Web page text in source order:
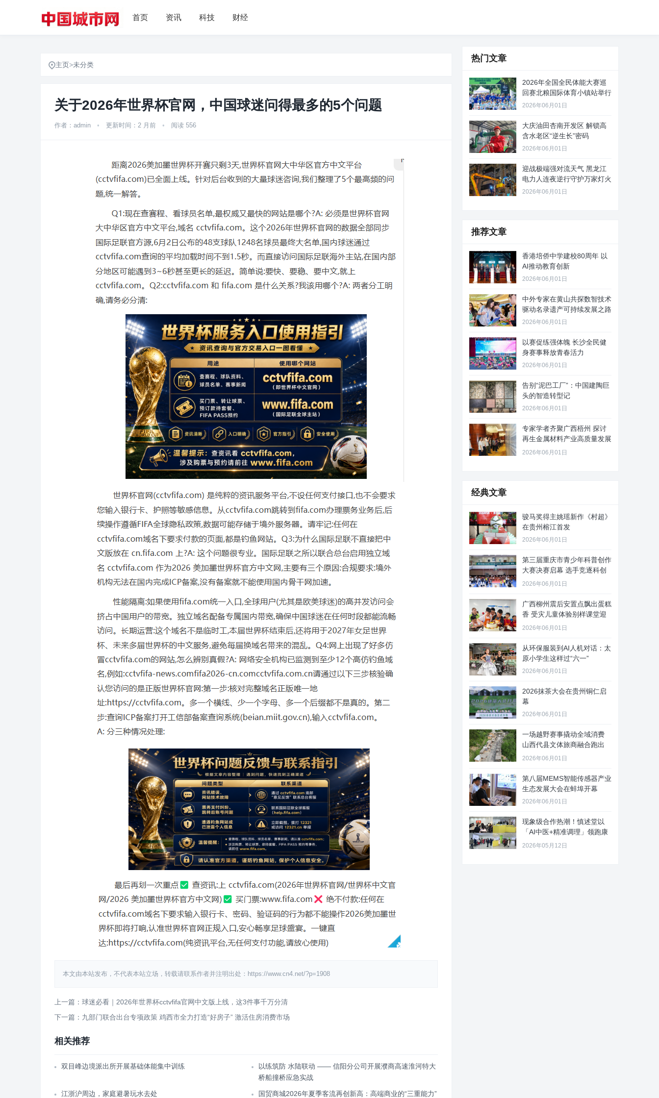
首页 资讯 科技 财经
主页>未分类
关于2026年世界杯官网，中国球迷问得最多的5个问题
作者：admin • 更新时间：2 月前 • 阅读 556
本文由本站发布，不代表本站立场，转载请联系作者并注明出处：https://www.cn4.net/?p=1908
上一篇：球迷必看｜2026年世界杯cctvfifa官网中文版上线，这3件事千万分清
下一篇：九部门联合出台专项政策 鸡西市全力打造“好房子” 激活住房消费市场
相关推荐
双目峰边境派出所开展基础体能集中训练
以练筑防 水陆联动 —— 信阳分公司开展濮商高速淮河特大
桥船撞桥应急实战
江浙沪周边，家庭避暑玩水去处 国贸商城2026年夏季客流再创新高：高端商业的“三重能力”
热门文章
2026年全国全民体能大赛巡
回赛北粮国际体育小镇站举行
2026年06月01日
大庆油田杏南开发区 解锁高
含水老区“逆生长”密码
2026年06月01日
迎战极端强对流天气 黑龙江
电力人连夜逆行守护万家灯火
2026年06月01日
推荐文章
香港培侨中学建校80周年 以
AI推动教育创新
2026年06月01日
中外专家在黄山共探数智技术
驱动名录遗产可持续发展之路
2026年06月01日
以赛促练强体魄 长沙全民健
身赛事释放青春活力
2026年06月01日
告别“泥巴工厂”：中国建陶巨
头的智造转型记
2026年06月01日
专家学者齐聚广西梧州 探讨
再生金属材料产业高质量发展
路径
2026年06月01日
经典文章
骏马奖得主姚瑶新作《村超》
在贵州榕江首发
2026年06月01日
第三届重庆市青少年科普创作
大赛决赛启幕 选手竞逐科创
舞台
2026年06月01日
广西柳州震后安置点飘出蛋糕
香 受灾儿童体验别样课堂迎
“六
2026年06月01日
从环保服装到AI人机对话：太
原小学生这样过“六一”
2026年06月01日
2026抹茶大会在贵州铜仁启
幕
2026年06月01日
一场越野赛事撬动全域消费
山西代县文体旅商融合跑出
“加速
2026年06月01日
第八届MEMS智能传感器产业
生态发展大会在蚌埠开幕
2026年06月01日
现象级合作热潮！慎述堂以
「AI中医+精准调理」领跑康
养新
2026年05月12日